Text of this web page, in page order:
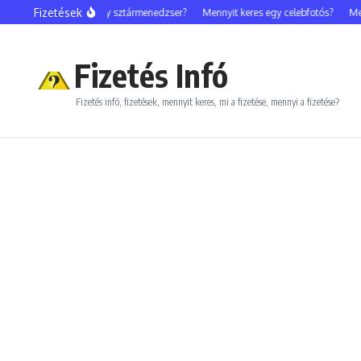
Ugrás a tartalomhoz
Fizetések
Mennyit keres egy sztármenedzser? Mennyit keres egy celebfotós?
Fizetés Infó
Fizetés infó, fizetések, mennyit keres, mi a fizetése, mennyi a fizetése?